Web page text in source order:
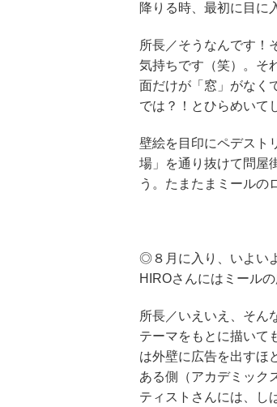
降りる時、最初に目に
所長／そうなんです！
気持ちです（笑）。そ
面だけが「窓」がなく
では？！とひらめいて
壁絵を目印にペデスト
場」を通り抜けて問屋
う。たまたまミールの
◎８月に入り、いよい
HIROさんにはミール
所長／いえいえ、そん
テーマをもとに描いて
は外壁に広告を出すほ
ある側（アカデミック
ティストさんには、し